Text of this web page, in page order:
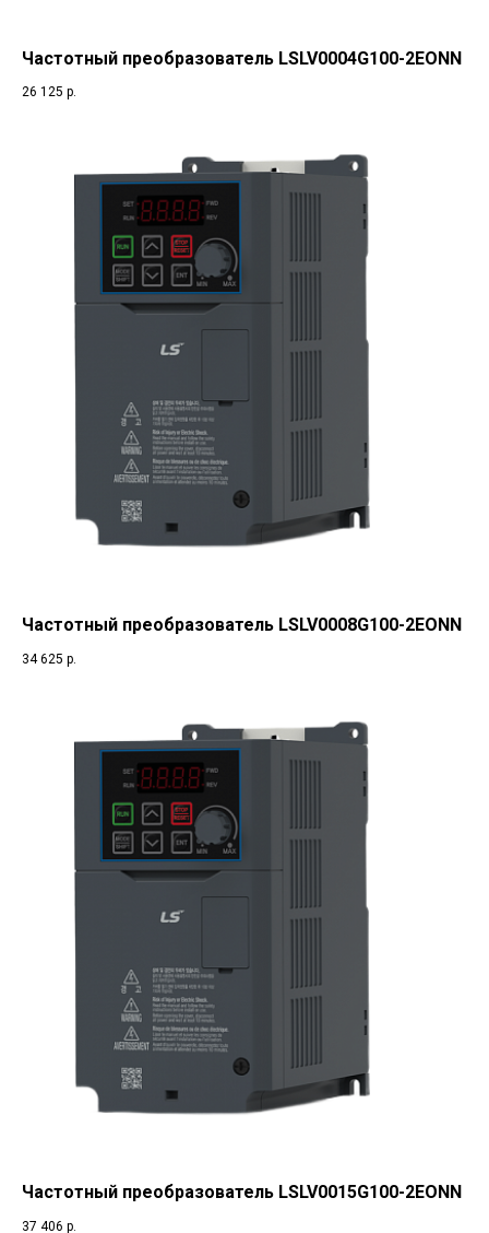
Частотный преобразователь LSLV0004G100-2EONN
26 125 р.
Частотный преобразователь LSLV0008G100-2EONN
34 625 р.
Частотный преобразователь LSLV0015G100-2EONN
37 406 р.